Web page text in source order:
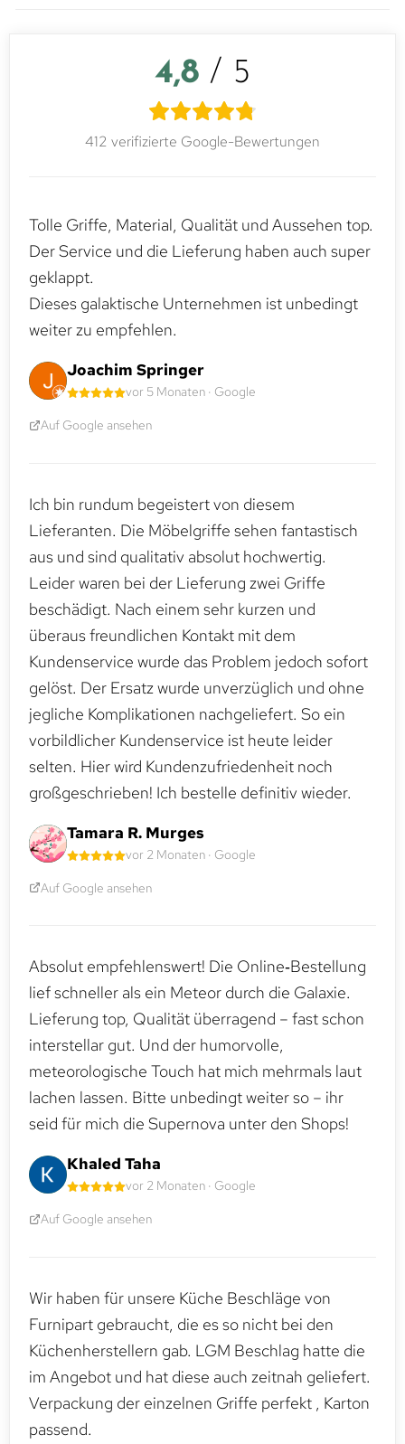
4,8 / 5
412 verifizierte Google-Bewertungen
Tolle Griffe, Material, Qualität und Aussehen top.
Der Service und die Lieferung haben auch super
geklappt.
Dieses galaktische Unternehmen ist unbedingt
weiter zu empfehlen.
Joachim Springer
vor 5 Monaten · Google
Auf Google ansehen
Ich bin rundum begeistert von diesem
Lieferanten. Die Möbelgriffe sehen fantastisch
aus und sind qualitativ absolut hochwertig.
Leider waren bei der Lieferung zwei Griffe
beschädigt. Nach einem sehr kurzen und
überaus freundlichen Kontakt mit dem
Kundenservice wurde das Problem jedoch sofort
gelöst. Der Ersatz wurde unverzüglich und ohne
jegliche Komplikationen nachgeliefert. So ein
vorbildlicher Kundenservice ist heute leider
selten. Hier wird Kundenzufriedenheit noch
großgeschrieben! Ich bestelle definitiv wieder.
Tamara R. Murges
vor 2 Monaten · Google
Auf Google ansehen
Absolut empfehlenswert! Die Online‑Bestellung
lief schneller als ein Meteor durch die Galaxie.
Lieferung top, Qualität überragend – fast schon
interstellar gut. Und der humorvolle,
meteorologische Touch hat mich mehrmals laut
lachen lassen. Bitte unbedingt weiter so – ihr
seid für mich die Supernova unter den Shops!
Khaled Taha
vor 2 Monaten · Google
Auf Google ansehen
Wir haben für unsere Küche Beschläge von
Furnipart gebraucht, die es so nicht bei den
Küchenherstellern gab. LGM Beschlag hatte die
im Angebot und hat diese auch zeitnah geliefert.
Verpackung der einzelnen Griffe perfekt , Karton
passend.